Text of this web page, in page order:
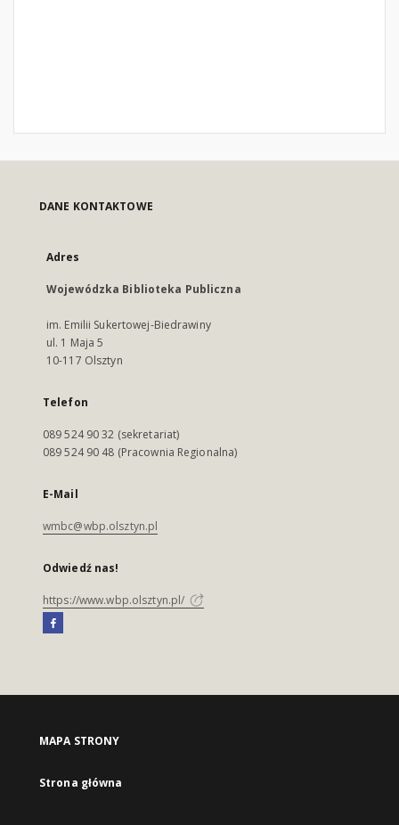
DANE KONTAKTOWE
Adres
Wojewódzka Biblioteka Publiczna
im. Emilii Sukertowej-Biedrawiny
ul. 1 Maja 5
10-117 Olsztyn
Telefon
089 524 90 32 (sekretariat)
089 524 90 48 (Pracownia Regionalna)
E-Mail
wmbc@wbp.olsztyn.pl
Odwiedź nas!
https://www.wbp.olsztyn.pl/
MAPA STRONY
Strona główna